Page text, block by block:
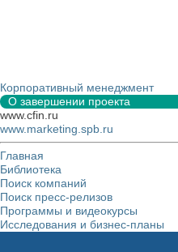
Корпоративный менеджмент
О завершении проекта
www.cfin.ru
www.marketing.spb.ru
Главная
Библиотека
Поиск компаний
Поиск пресс-релизов
Программы и видеокурсы
Исследования и бизнес-планы